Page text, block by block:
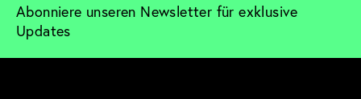
Abonniere unseren Newsletter für exklusive
Updates